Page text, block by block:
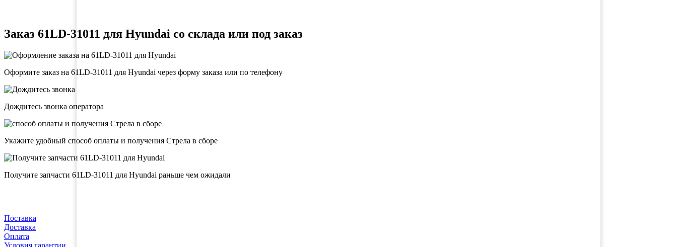
Заказ 61LD-31011 для Hyundai со склада или под заказ
Оформите заказ на 61LD-31011 для Hyundai через форму заказа или по телефону
Дождитесь звонка оператора
Укажите удобный способ оплаты и получения Стрела в сборе
Получите запчасти 61LD-31011 для Hyundai раньше чем ожидали
Поставка
Доставка
Оплата
Условия гарантии